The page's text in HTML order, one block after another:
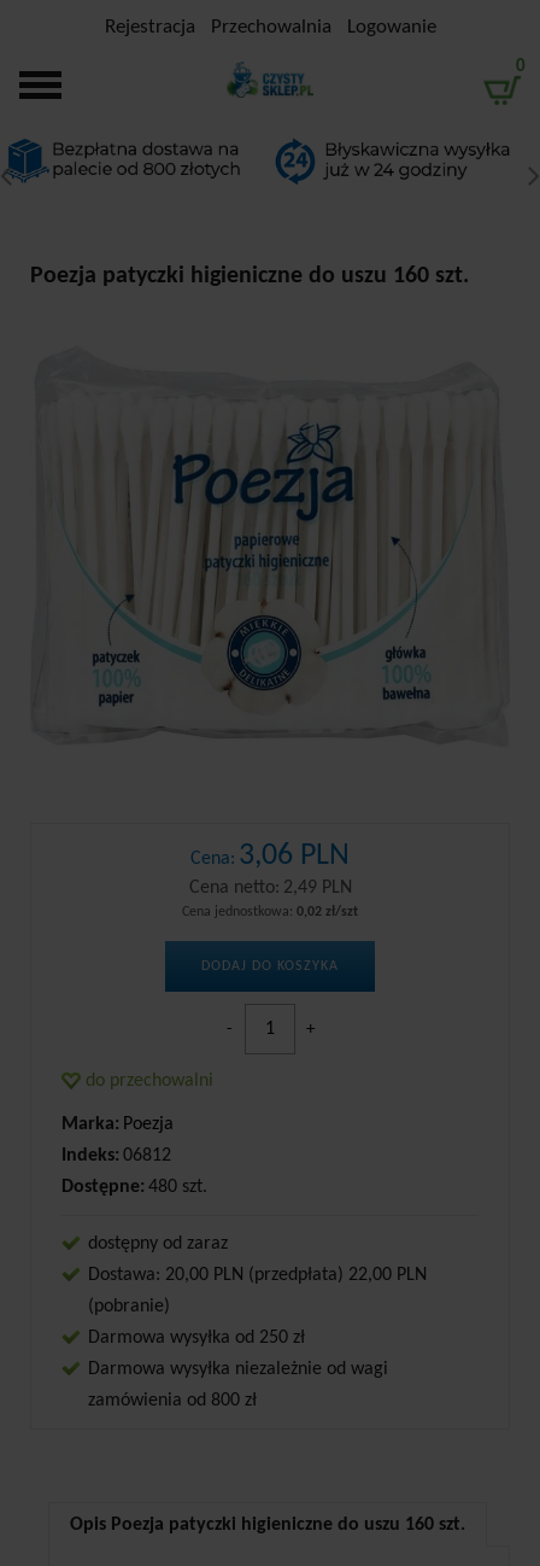
Rejestracja Przechowalnia Logowanie
0
Poezja patyczki higieniczne do uszu 160 szt.
Cena: 3,06 PLN
Cena netto: 2,49 PLN
Cena jednostkowa: 0,02 zł/szt
DODAJ DO KOSZYKA
- +
do przechowalni
Marka: Poezja
Indeks: 06812
Dostępne: 480 szt.
dostępny od zaraz
Dostawa: 20,00 PLN (przedpłata) 22,00 PLN
(pobranie)
Darmowa wysyłka od 250 zł
Darmowa wysyłka niezależnie od wagi
zamówienia od 800 zł
Opis Poezja patyczki higieniczne do uszu 160 szt.